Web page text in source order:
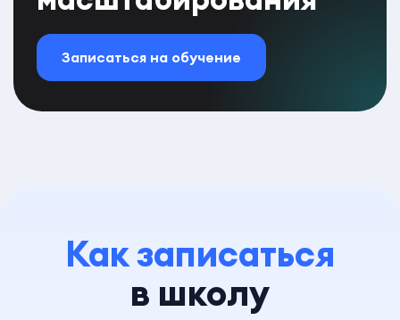
Записаться на обучение
Как записаться
в школу